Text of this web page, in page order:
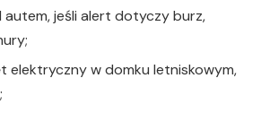
autem, jeśli alert dotyczy burz,
elektryczny w domku letniskowym,